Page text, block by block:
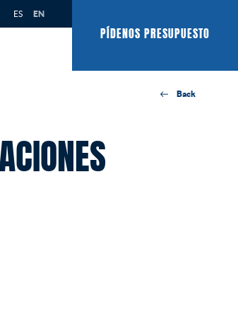
ES EN
PÍDENOS PRESUPUESTO
Back